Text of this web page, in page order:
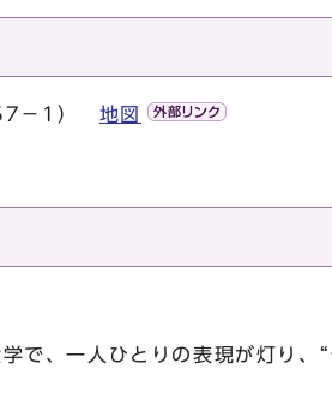
57－1） 地図
で、一人ひとりの表現が灯り、